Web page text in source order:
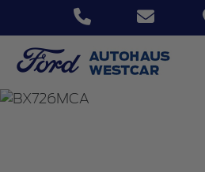
PUMA